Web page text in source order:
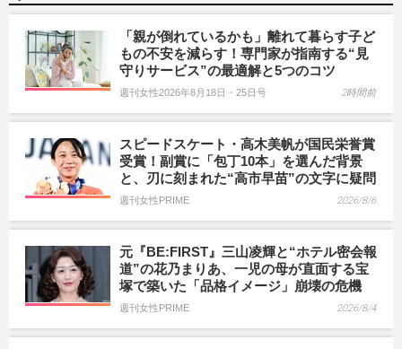
「親が倒れているかも」離れて暮らす子ど
もの不安を減らす！専門家が指南する“見
守りサービス”の最適解と5つのコツ
週刊女性2026年8月18日・25日号 2時間前
スピードスケート・高木美帆が国民栄誉賞
受賞！副賞に「包丁10本」を選んだ背景
と、刃に刻まれた“高市早苗”の文字に疑問
週刊女性PRIME 2026/8/6
元『BE:FIRST』三山凌輝と“ホテル密会報
道”の花乃まりあ、一児の母が直面する宝
塚で築いた「品格イメージ」崩壊の危機
週刊女性PRIME 2026/8/4